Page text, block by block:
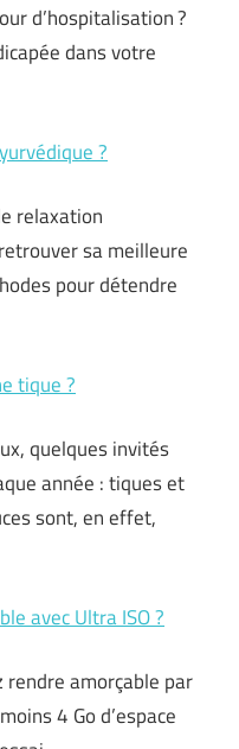
d’hospitalisation ?
dans votre
?
relaxation
sa meilleure
pour détendre
tique ?
quelques invités
année : tiques et
sont, en effet,
avec Ultra ISO ?
rendre amorçable par
4 Go d’espace